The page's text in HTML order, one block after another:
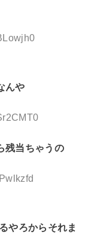
んや
残当ちゃうの
やろからそれま